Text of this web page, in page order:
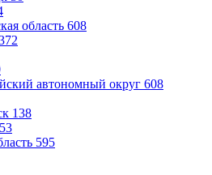
область 608
автономный округ 608
138
53
595